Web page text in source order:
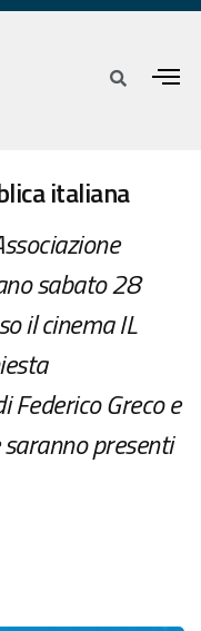
italiana
sabato 28
il cinema IL
Federico Greco e
presenti